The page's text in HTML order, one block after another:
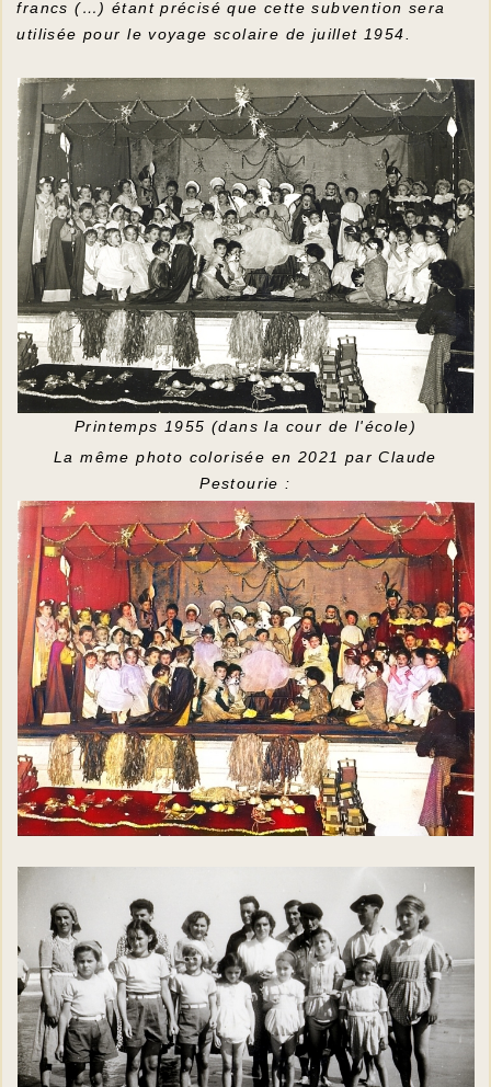
francs (…) étant précisé que cette subvention sera
utilisée pour le voyage scolaire de juillet 1954.
Printemps 1955 (dans la cour de l'école)
La même photo colorisée en 2021 par Claude
Pestourie :